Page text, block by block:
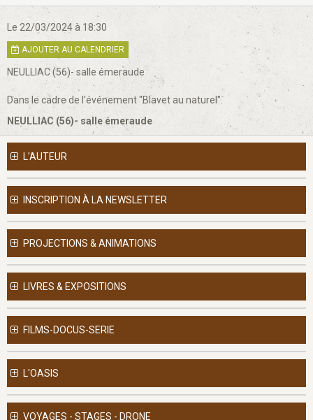
Le 22/03/2024à 18:30
AJOUTER AU CALENDRIER
NEULLIAC (56)- salle émeraude
Dans le cadre de l'événement "Blavet au naturel".
NEULLIAC (56)- salle émeraude
L'AUTEUR
INSCRIPTION À LA NEWSLETTER
PROJECTIONS & ANIMATIONS
LIVRES & EXPOSITIONS
FILMS-DOCUS-SERIE
L'OASIS
VOYAGES - STAGES - DRONE